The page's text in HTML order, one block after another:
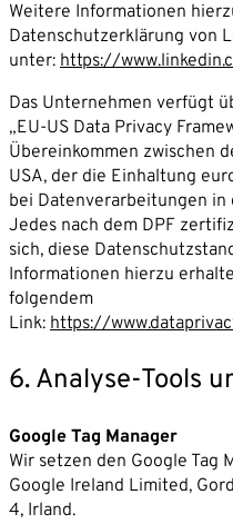
Weitere Informationen
Datenschutzerklärung von
unter: https://
Das Unternehmen verfügt
„EU-US Data Privacy
Übereinkommen zwischen
USA, der die Einhaltung
bei Datenverarbeitungen in
Jedes nach dem DPF
sich, diese
Informationen hierzu
folgendem
Link: https://
6. Analyse-Tools
Google Tag Manager
Wir setzen den Google Tag
Google Ireland Limited,
4, Irland.